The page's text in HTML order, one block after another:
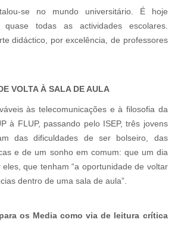
se no mundo universitário. É hoje
quase todas as actividades escolares.
didáctico, por excelência, de professores
VOLTA À SALA DE AULA
às telecomunicações e à filosofia da
à FLUP, passando pelo ISEP, três jovens
das dificuldades de ser bolseiro, das
e de um sonho em comum: que um dia
que tenham “a oportunidade de voltar
dentro de uma sala de aula”.
os Media como via de leitura crítica